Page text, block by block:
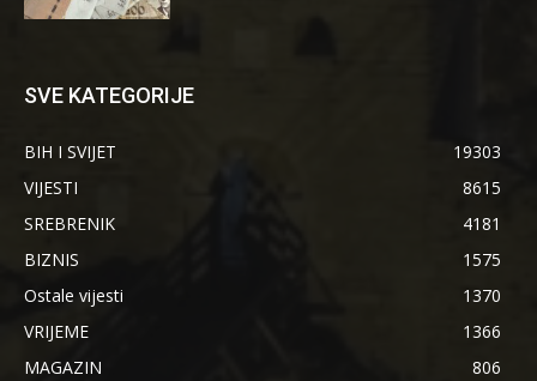
SVE KATEGORIJE
BIH I SVIJET
19303
VIJESTI
8615
SREBRENIK
4181
BIZNIS
1575
Ostale vijesti
1370
VRIJEME
1366
MAGAZIN
806